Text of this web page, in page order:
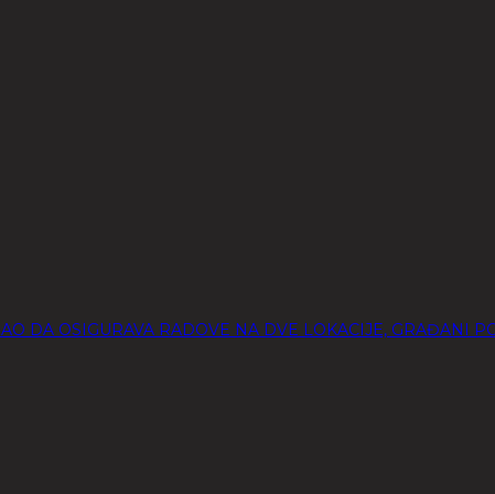
DA OSIGURAVA RADOVE NA DVE LOKACIJE, GRAĐANI